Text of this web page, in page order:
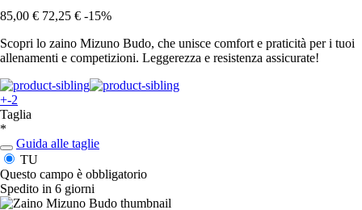
85,00 € 72,25 € -15%
Scopri lo zaino Mizuno Budo, che unisce comfort e praticità per i tuoi
allenamenti e competizioni. Leggerezza e resistenza assicurate!
+-2
Taglia
*
Guida alle taglie
TU
Questo campo è obbligatorio
Spedito in 6 giorni